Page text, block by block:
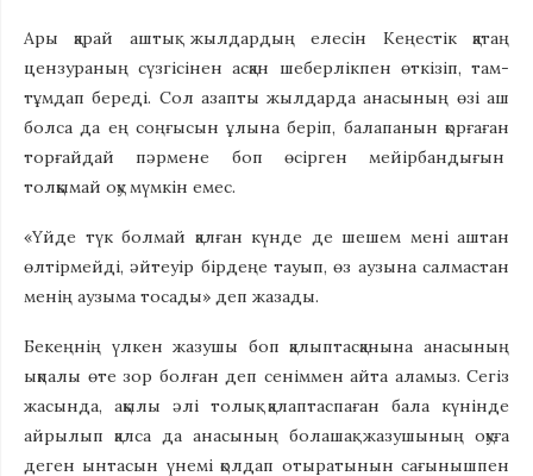
Ары қарай аштық жылдардың елесін Кеңестік қатаң
цензураның сүзгісінен асқан шеберлікпен өткізіп, там-
тұмдап береді. Сол азапты жылдарда анасының өзі аш
болса да ең соңғысын ұлына беріп, балапанын қорғаған
торғайдай пәрмене боп өсірген мейірбандығын
толқымай оқу мүмкін емес.
«Үйде түк болмай қалған күнде де шешем мені аштан
өлтірмейді, әйтеуір бірдеңе тауып, өз аузына салмастан
менің аузыма тосады» деп жазады.
Бекеңнің үлкен жазушы боп қалыптасқанына анасының
ықпалы өте зор болған деп сеніммен айта аламыз. Сегіз
жасында, ақылы әлі толық қалаптаспаған бала күнінде
айрылып қалса да анасының болашақ жазушының оқуға
деген ынтасын үнемі қолдап отыратынын сағынышпен